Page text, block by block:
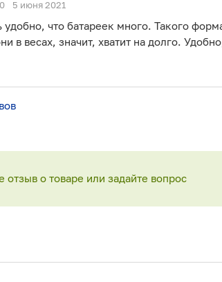
5 июня 2021
удобно, что батареек много. Такого
в весах, значит, хватит на долго.
отзыв о товаре или задайте вопрос